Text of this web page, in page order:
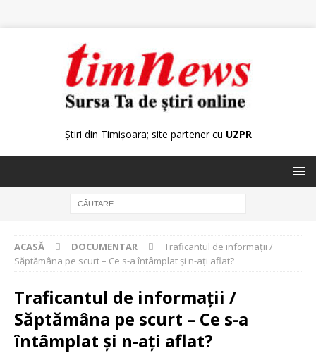
Știri din Timișoara; site partener cu UZPR
ACASĂ DOCUMENTAR
Traficantul de informaţii /
Săptămâna pe scurt – Ce s-a întâmplat şi n-aţi aflat?
Traficantul de informaţii /
Săptămâna pe scurt – Ce s-a
întâmplat şi n-aţi aflat?